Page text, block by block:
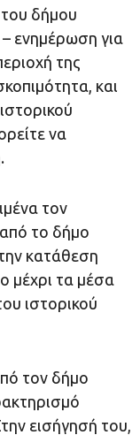
δήμου
ενημέρωση για
της
και
να
τον
το δήμο
κατάθεση
μέχρι τα μέσα
ιστορικού
τον δήμο
εισήγησή του,